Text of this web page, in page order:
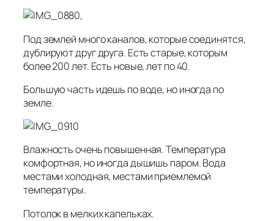
,
Под землей много каналов, которые соединятся,
дублируют друг друга. Есть старые, которым
более 200 лет. Есть новые, лет по 40.
Большую часть идешь по воде, но иногда по
земле.
Влажность очень повышенная. Температура
комфортная, но иногда дышишь паром. Вода
местами холодная, местами приемлемой
температуры.
Потолок в мелких капельках.